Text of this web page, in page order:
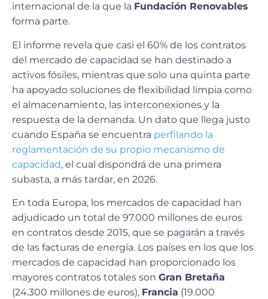
internacional de la que la Fundación Renovables
forma parte.
El informe revela que casi el 60% de los contratos
del mercado de capacidad se han destinado a
activos fósiles, mientras que solo una quinta parte
ha apoyado soluciones de flexibilidad limpia como
el almacenamiento, las interconexiones y la
respuesta de la demanda. Un dato que llega justo
cuando España se encuentra perfilando la
reglamentación de su propio mecanismo de
capacidad, el cual dispondrá de una primera
subasta, a más tardar, en 2026.
En toda Europa, los mercados de capacidad han
adjudicado un total de 97.000 millones de euros
en contratos desde 2015, que se pagarán a través
de las facturas de energía. Los países en los que los
mercados de capacidad han proporcionado los
mayores contratos totales son Gran Bretaña
(24.300 millones de euros), Francia (19.000